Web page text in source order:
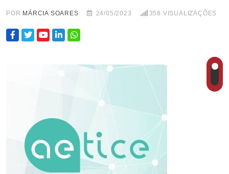
POR MÁRCIA SOARES 24/05/2023 358 VISUALIZAÇÕES